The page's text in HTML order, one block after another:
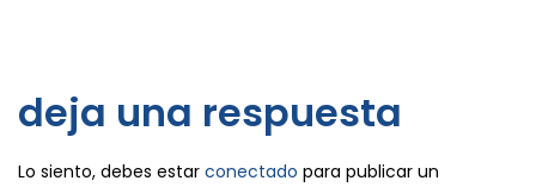
deja una respuesta
Lo siento, debes estar conectado para publicar un